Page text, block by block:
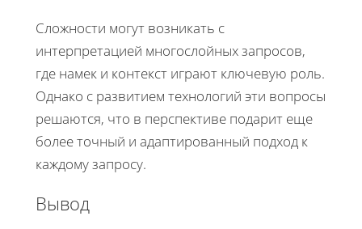
Сложности могут возникать с
интерпретацией многослойных запросов,
где намек и контекст играют ключевую роль.
Однако с развитием технологий эти вопросы
решаются, что в перспективе подарит еще
более точный и адаптированный подход к
каждому запросу.
Вывод